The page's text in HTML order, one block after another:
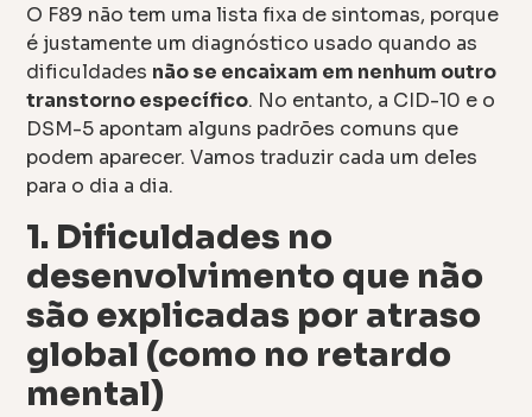
O F89 não tem uma lista fixa de sintomas, porque
é justamente um diagnóstico usado quando as
dificuldades não se encaixam em nenhum outro
transtorno específico. No entanto, a CID-10 e o
DSM-5 apontam alguns padrões comuns que
podem aparecer. Vamos traduzir cada um deles
para o dia a dia.
1. Dificuldades no
desenvolvimento que não
são explicadas por atraso
global (como no retardo
mental)